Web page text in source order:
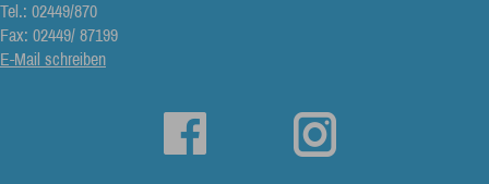
Tel.: 02449/870
Fax: 02449/ 87199
E-Mail schreiben